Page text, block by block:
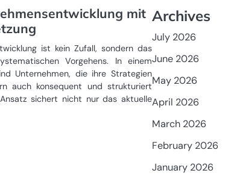
mit
ist kein Zufall, sondern das
Vorgehens. In einem
Unternehmen, die ihre Strategien
auch konsequent und strukturiert
sichert nicht nur das aktuelle
Archives
July 2026
June 2026
May 2026
April 2026
March 2026
February 2026
January 2026